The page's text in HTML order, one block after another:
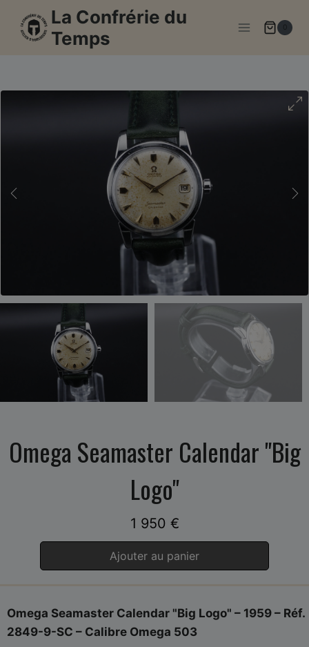
contenu
La Confrérie du
Temps
Omega Seamaster Calendar "Big
Logo"
1 950 €
Ajouter au panier
Omega Seamaster Calendar "Big Logo" – 1959 – Réf.
2849-9-SC – Calibre Omega 503